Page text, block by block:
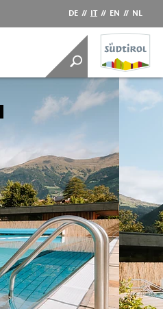
DE // IT // EN // NL